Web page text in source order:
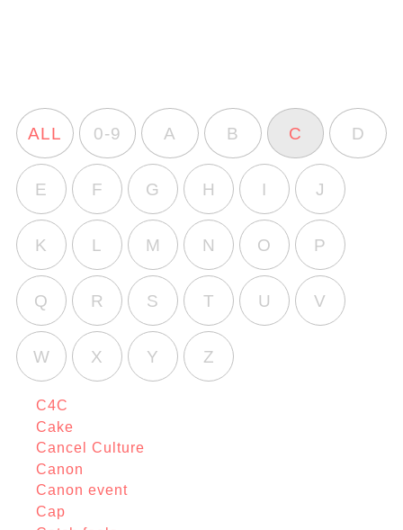
ALL 0-9 A B C D
E F G H I J
K L M N O P
Q R S T U V
W X Y Z
C4C
Cake
Cancel Culture
Canon
Canon event
Cap